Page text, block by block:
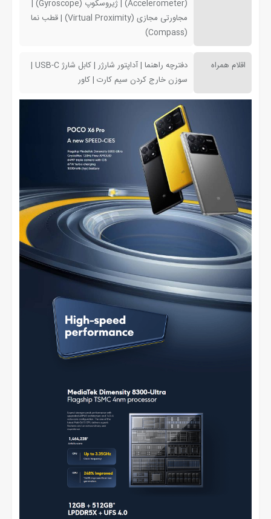
(Accelerometer) | ژیروسکوپ (Gyroscope) |
مجاورتی مجازی (Virtual Proximity) | قطب نما
(Compass)
اقلام همراه
دفترچه راهنما | آداپتور شارژر | کابل شارژ USB-C |
سوزن خارج کردن سیم کارت | کاور